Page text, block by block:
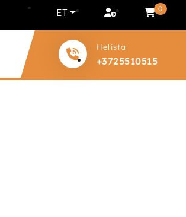
ET 0
Helista
+3725510515